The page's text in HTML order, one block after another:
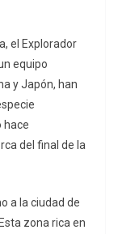
el Explorador
equipo
y Japón, han
hace
del final de la
a la ciudad de
zona rica en